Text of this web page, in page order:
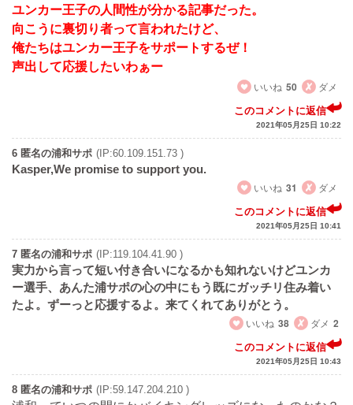
ユンカー王子の人間性が分かる記事だった。
向こうに裏切り者って言われたけど、
俺たちはユンカー王子をサポートするぜ！
声出して応援したいわぁー
いいね 50 ダメ
このコメントに返信
2021年05月25日 10:22
6 匿名の浦和サポ (IP:60.109.151.73 )
Kasper,We promise to support you.
いいね 31 ダメ
このコメントに返信
2021年05月25日 10:41
7 匿名の浦和サポ (IP:119.104.41.90 )
実力から言って短い付き合いになるかも知れないけどユンカ
ー選手、あんた浦サポの心の中にもう既にガッチリ住み着い
たよ。ずーっと応援するよ。来てくれてありがとう。
いいね 38 ダメ 2
このコメントに返信
2021年05月25日 10:43
8 匿名の浦和サポ (IP:59.147.204.210 )